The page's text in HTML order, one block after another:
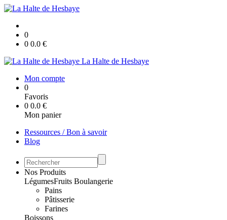
0
0 0.0 €
La Halte de Hesbaye
Mon compte
0
Favoris
0 0.0 €
Mon panier
Ressources / Bon à savoir
Blog
Nos Produits
LégumesFruits Boulangerie
Pains
Pâtisserie
Farines
Boissons